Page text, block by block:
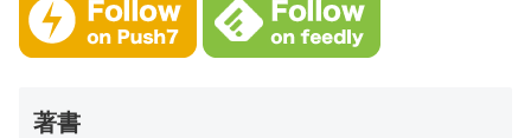
著書